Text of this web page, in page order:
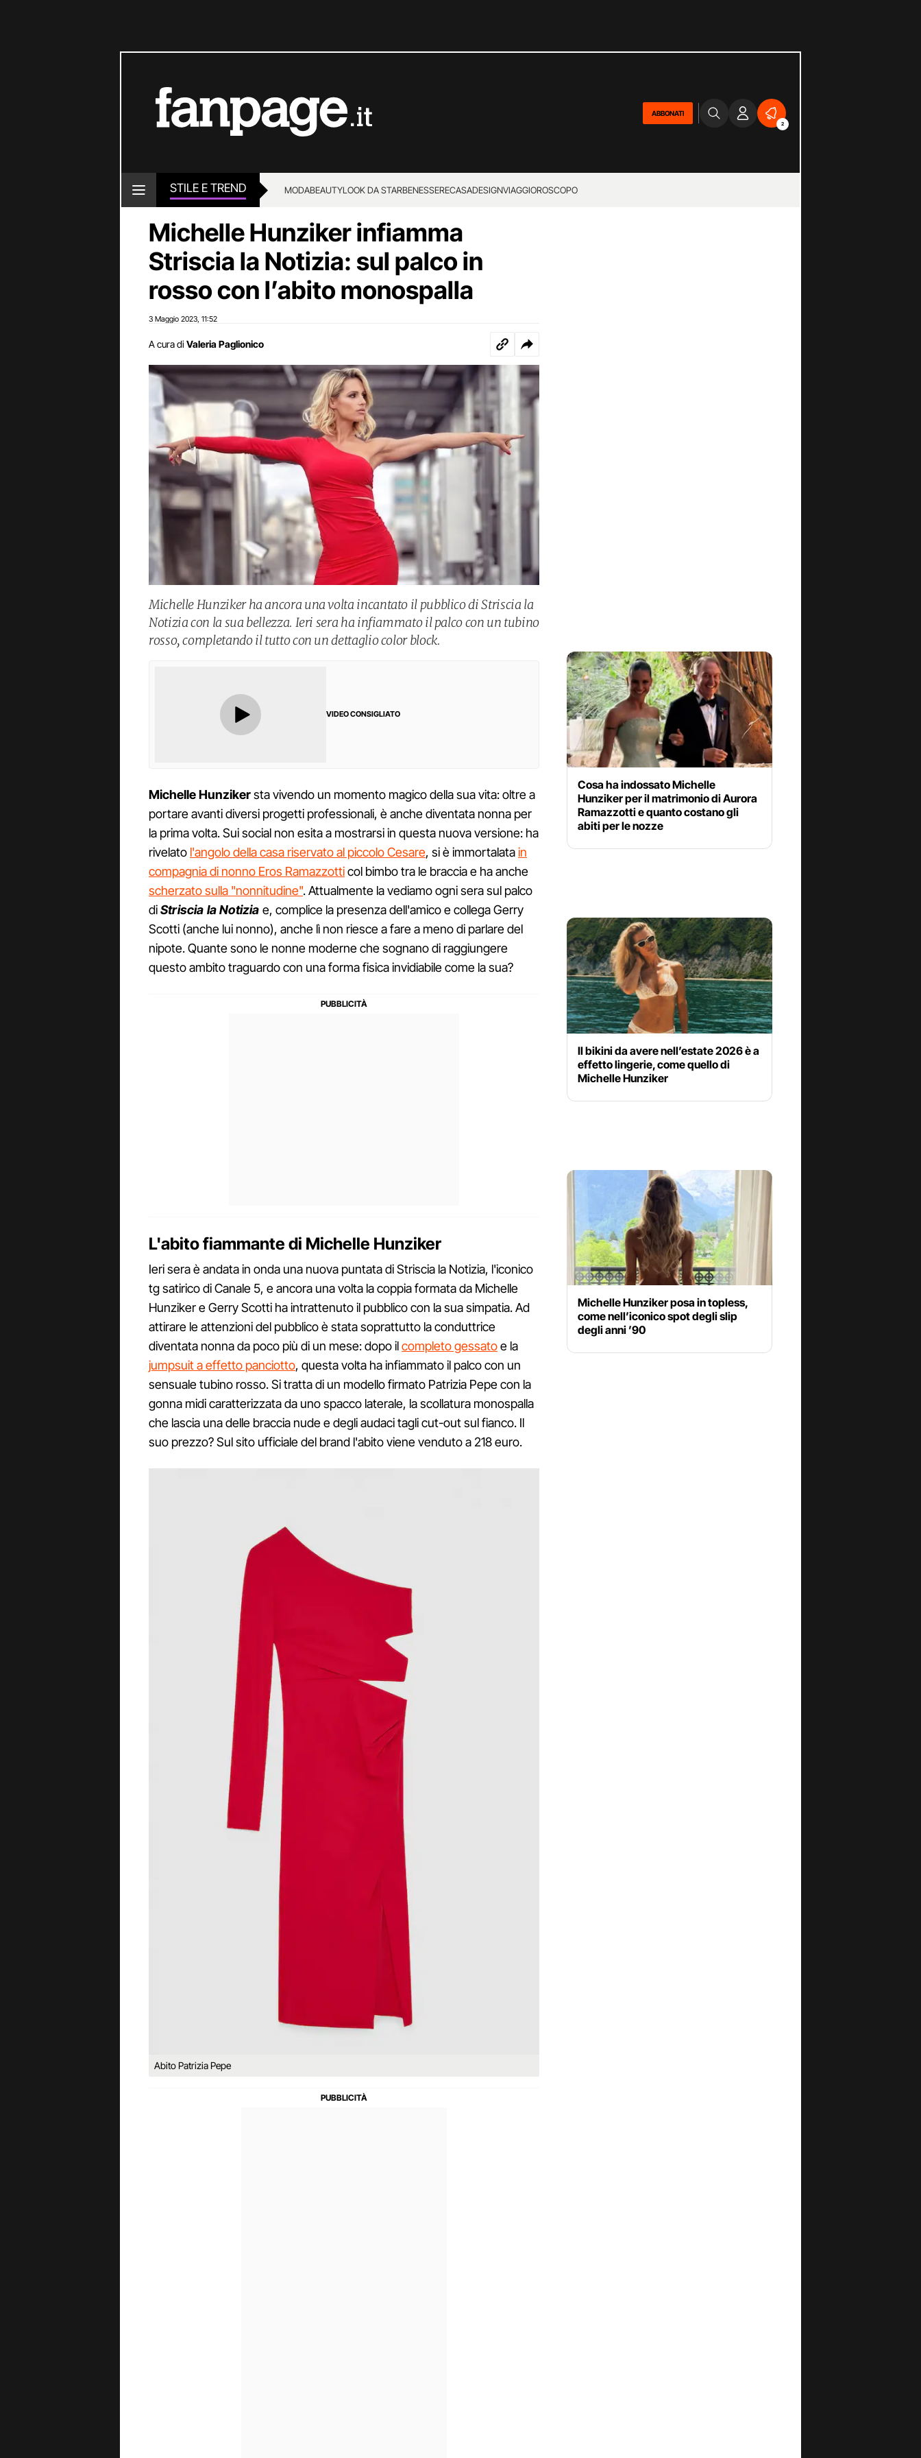
ABBONATI
2
STILE E TREND MODABEAUTYLOOK DA STARBENESSERECASADESIGNVIAGGIOROSCOPO
Michelle Hunziker infiamma
Striscia la Notizia: sul palco in
rosso con l’abito monospalla
3 Maggio 2023 11:52
A cura di Valeria Paglionico
Michelle Hunziker ha ancora una volta incantato il pubblico di Striscia la
Notizia con la sua bellezza. Ieri sera ha infiammato il palco con un tubino
rosso, completando il tutto con un dettaglio color block.
VIDEO CONSIGLIATO
Michelle Hunzikersta vivendo un momento magico della sua vita: oltre a
portare avanti diversi progetti professionali, è anche diventata nonna per
la prima volta. Sui social non esita a mostrarsi in questa nuova versione: ha
rivelato l'angolo della casa riservato al piccolo Cesare, si è immortalatain
compagnia di nonno Eros Ramazzotticol bimbo tra le braccia e ha anche
scherzato sulla "nonnitudine". Attualmente la vediamo ogni sera sul palco
diStriscia la Notizia e, complice la presenza dell'amico e collega Gerry
Scotti (anche lui nonno), anche lì non riesce a fare a meno di parlare del
nipote. Quante sono le nonne moderne che sognano di raggiungere
questo ambito traguardo con una forma fisica invidiabile come la sua?
L'abito fiammante di Michelle Hunziker
Ieri sera è andata in onda una nuova puntata di Striscia la Notizia, l'iconico
tg satirico di Canale 5, e ancora una volta la coppia formata da Michelle
Hunziker e Gerry Scotti ha intrattenuto il pubblico con la sua simpatia. Ad
attirare le attenzioni del pubblico è stata soprattutto la conduttrice
diventata nonna da poco più di un mese: dopo ilcompleto gessatoe la
jumpsuit a effetto panciotto, questa volta ha infiammato il palco con un
sensuale tubino rosso. Si tratta di un modello firmato Patrizia Pepe con la
gonna midi caratterizzata da uno spacco laterale, la scollatura monospalla
che lascia una delle braccia nude e degli audaci tagli cut-out sul fianco. Il
suo prezzo? Sul sito ufficiale del brand l'abito viene venduto a 218 euro.
Abito Patrizia Pepe
Cosa ha indossato Michelle
Hunziker per il matrimonio di Aurora
Ramazzotti e quanto costano gli
abiti per le nozze
Il bikini da avere nell’estate 2026 è a
effetto lingerie, come quello di
Michelle Hunziker
Michelle Hunziker posa in topless,
come nell’iconico spot degli slip
degli anni ’90